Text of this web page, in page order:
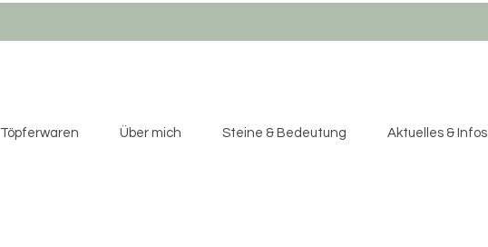
Töpferwaren Über mich Steine & Bedeutung Aktuelles & Infos